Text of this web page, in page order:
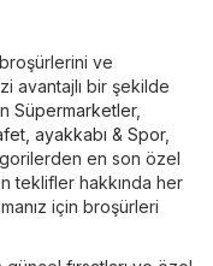
ve
avantajlı bir şekilde
Süpermarketler,
ayakkabı & Spor,
en son özel
teklifler hakkında her
için broşürleri